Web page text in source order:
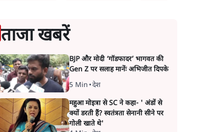
ताजा खबरें
BJP और मोदी ‘गॉडफादर’ भागवत की
Gen Z पर सलाह मानेंः अभिजीत दिपके
5 Min •देश
महुआ मोइत्रा से SC ने कहा- ' अंडों से
क्यों डरती हैं? स्वतंत्रता सेनानी सीने पर
गोली खाते थे'